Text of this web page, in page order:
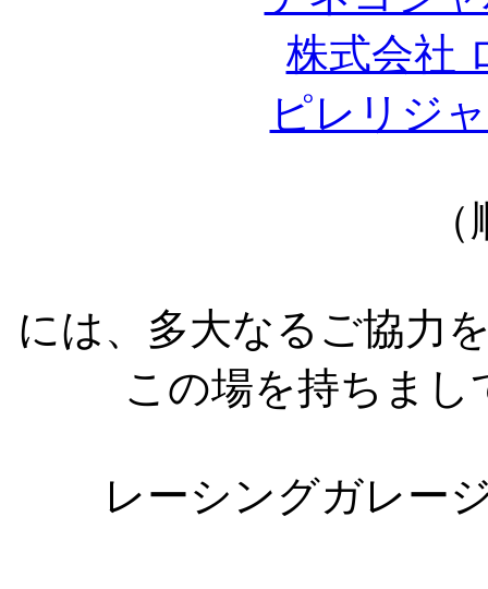
株式会社
ピレリジ
には、多大なるご協力
この場を持ちま
レーシングガレー